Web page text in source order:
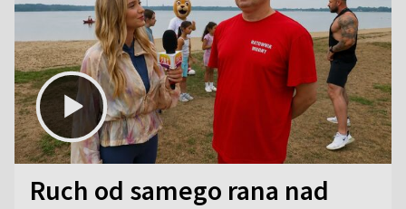
Ruch od samego rana nad